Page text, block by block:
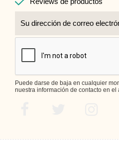
Puede darse de baja en cualquier
nuestra información de contacto en el